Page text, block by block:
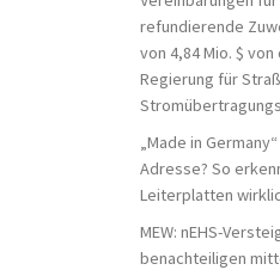
refundierende
von 4,84 Mio. $
Regierung für
„Made in
Adresse? So
Leiterplatten
MEW: nEHS-
benachteiligen